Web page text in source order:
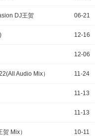
DJ王贺 06-21
12-16
12-06
Audio Mix） 11-24
11-13
11-13
Mix） 10-11